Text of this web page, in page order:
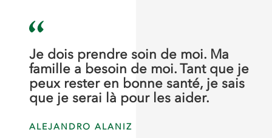
Je dois prendre soin de moi. Ma
famille a besoin de moi. Tant que je
peux rester en bonne santé, je sais
que je serai là pour les aider.
ALEJANDRO ALANIZ